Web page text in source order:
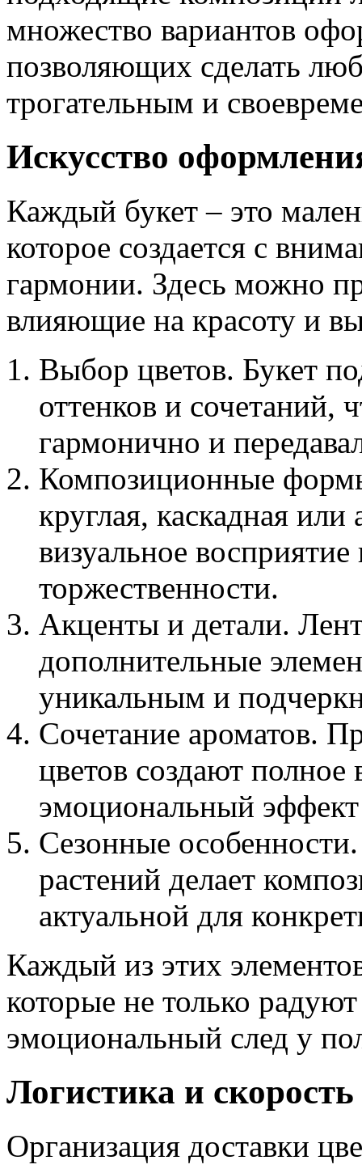
множество вариантов
позволяющих сделать
трогательным и
Искусство
Каждый букет – это
которое создается с
гармонии. Здесь можно
влияющие на красоту и
Выбор цветов. Букет
оттенков и сочетаний,
гармонично и
Композиционные
круглая, каскадная
визуальное
торжественности.
Акценты и детали.
дополнительные
уникальным и
Сочетание ароматов.
цветов создают полное
эмоциональный
Сезонные
растений делает
актуальной для
Каждый из этих
которые не только
эмоциональный след у
Логистика и
Организация доставки